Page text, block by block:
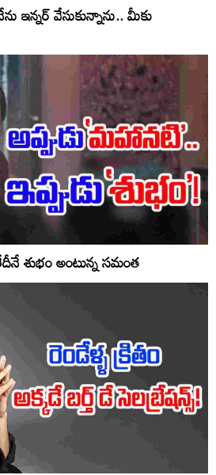
ఇన్నర్ వేసుకున్నాను.. మీకు
శుభం అంటున్న సమంత